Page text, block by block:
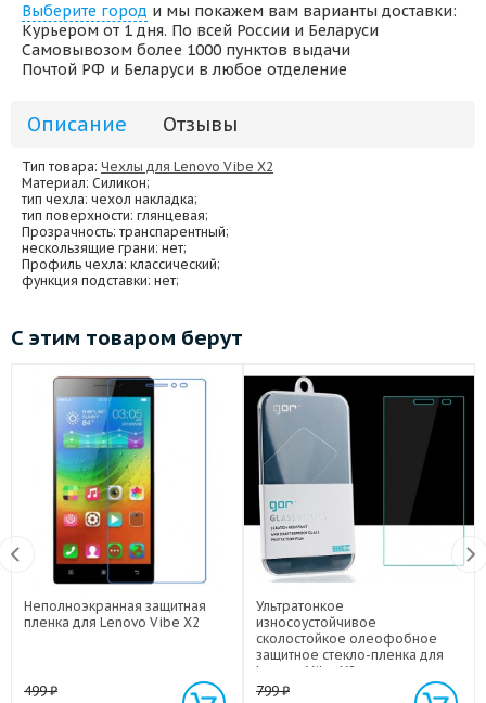
Выберите город и мы покажем вам варианты доставки:
Курьером от 1 дня. По всей России и Беларуси
Самовывозом более 1000 пунктов выдачи
Почтой РФ и Беларуси в любое отделение
Описание Отзывы
Тип товара: Чехлы для Lenovo Vibe X2
Материал: Силикон;
тип чехла: чехол накладка;
тип поверхности: глянцевая;
Прозрачность: транспарентный;
нескользящие грани: нет;
Профиль чехла: классический;
функция подставки: нет;
С этим товаром берут
Неполноэкранная защитная
пленка для Lenovo Vibe X2
499₽
Ультратонкое
износоустойчивое
сколостойкое олеофобное
защитное стекло-пленка для
Lenovo Vibe X2
799₽